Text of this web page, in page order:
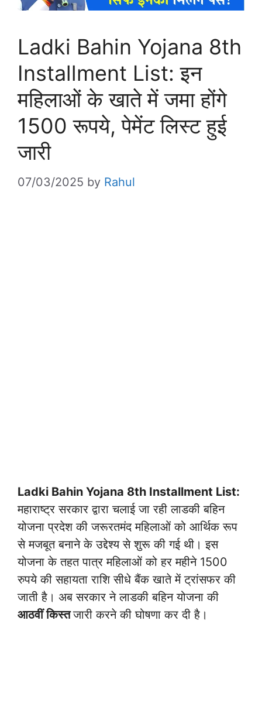
Ladki Bahin Yojana 8th
Installment List: इन
महिलाओं के खाते में जमा होंगे
1500 रूपये, पेमेंट लिस्ट हुई
जारी
07/03/2025 by Rahul
Ladki Bahin Yojana 8th Installment List:
महाराष्ट्र सरकार द्वारा चलाई जा रही लाडकी बहिन
योजना प्रदेश की जरूरतमंद महिलाओं को आर्थिक रूप
से मजबूत बनाने के उद्देश्य से शुरू की गई थी। इस
योजना के तहत पात्र महिलाओं को हर महीने 1500
रुपये की सहायता राशि सीधे बैंक खाते में ट्रांसफर की
जाती है। अब सरकार ने लाडकी बहिन योजना की
आठवीं किस्तजारी करने की घोषणा कर दी है।